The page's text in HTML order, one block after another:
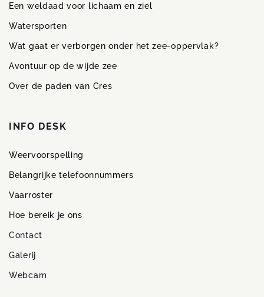
Een weldaad voor lichaam en ziel
Watersporten
Wat gaat er verborgen onder het zee-oppervlak?
Avontuur op de wijde zee
Over de paden van Cres
INFO DESK
Weervoorspelling
Belangrijke telefoonnummers
Vaarroster
Hoe bereik je ons
Contact
Galerij
Webcam